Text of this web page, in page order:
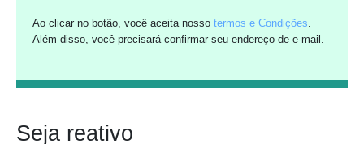
Ao clicar no botão, você aceita nossotermos e Condições.
Além disso, você precisará confirmar seu endereço de e-mail.
Seja reativo